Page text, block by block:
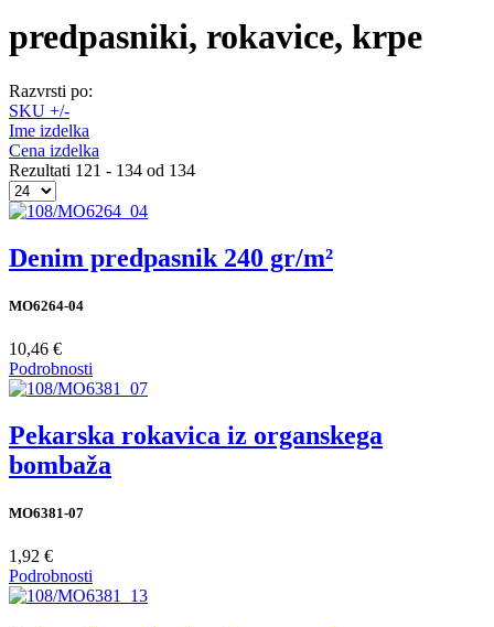
predpasniki, rokavice, krpe
Razvrsti po:
SKU +/-
Ime izdelka
Cena izdelka
Rezultati 121 - 134 od 134
Denim predpasnik 240 gr/m²
MO6264-04
10,46 €
Podrobnosti
Pekarska rokavica iz organskega
bombaža
MO6381-07
1,92 €
Podrobnosti